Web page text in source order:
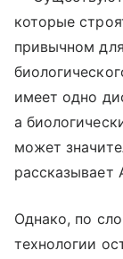
которые
привычном
имеет одно
а
может
рассказывает
Однако, по
технологии